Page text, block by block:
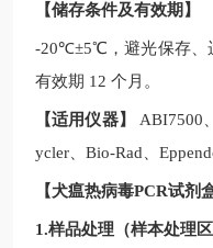
【储存条件及有效期】
-20℃±5℃，避光保存、
有效期 12 个月。
【适用仪器】 ABI7500
ycler
Bio-Rad
【犬瘟热病毒PCR试剂
1.样品处理（样本处理区